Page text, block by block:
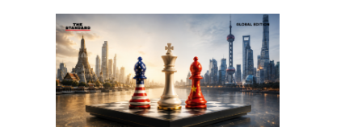
ส่วนยุทธศาสตร์ไทย –
อินโดนีเซีย